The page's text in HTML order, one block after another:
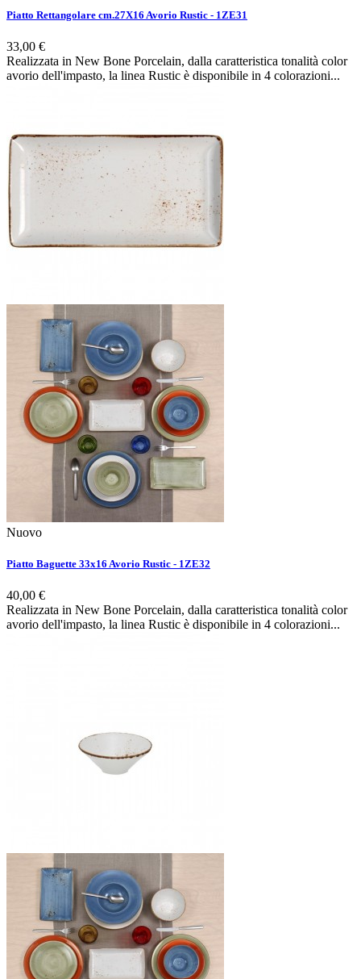
Piatto Rettangolare cm.27X16 Avorio Rustic - 1ZE31
33,00 €
Realizzata in New Bone Porcelain, dalla caratteristica tonalità color
avorio dell'impasto, la linea Rustic è disponibile in 4 colorazioni...
Nuovo
Piatto Baguette 33x16 Avorio Rustic - 1ZE32
40,00 €
Realizzata in New Bone Porcelain, dalla caratteristica tonalità color
avorio dell'impasto, la linea Rustic è disponibile in 4 colorazioni...